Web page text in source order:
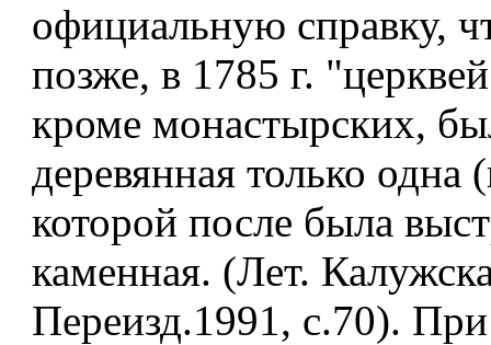
официальную справку,
позже, в 1785 г.
кроме монастырских,
деревянная только одна
которой после была
каменная. (Лет.
Переизд.1991, с.70).